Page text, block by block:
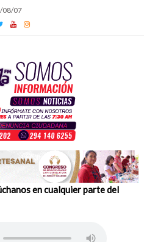
08/07
en cualquier parte del